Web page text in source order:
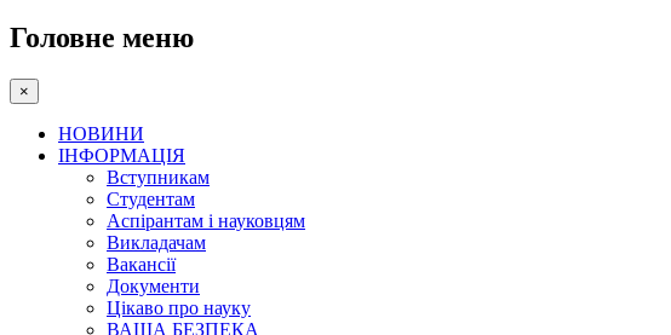
Головне меню
×
НОВИНИ
ІНФОРМАЦІЯ
Вступникам
Студентам
Аспірантам і науковцям
Викладачам
Вакансії
Документи
Цікаво про науку
ВАША БЕЗПЕКА